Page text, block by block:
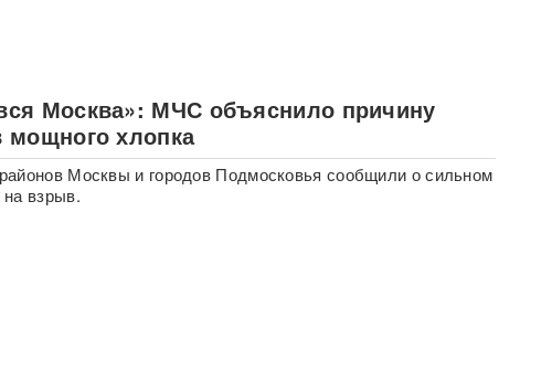
Москва»: МЧС объяснило причину
мощного хлопка
Москвы и городов Подмосковья сообщили о сильном
взрыв.